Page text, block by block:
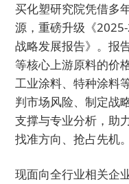
买化塑研究院凭借多
源，重磅升级《
战略发展报告》。报
等核心上游原料的价
工业涂料、特种涂料
判市场风险、制定战
支撑与专业分析，助
找准方向、抢占先机。
现面向全行业相关企